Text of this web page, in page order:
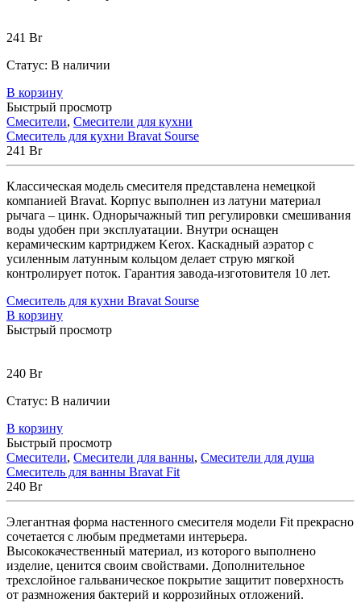
241 Br
Статус: В наличии
В корзину
Быстрый просмотр
Смесители, Смесители для кухни
Смеситель для кухни Bravat Sourse
241 Br
Классическая модель смесителя представлена немецкой
компанией Bravat. Корпус выполнен из латуни материал
рычага – цинк. Однорычажный тип регулировки смешивания
воды удобен при эксплуатации. Внутри оснащен
керамическим картриджем Kerox. Каскадный аэратор с
усиленным латунным кольцом делает струю мягкой
контролирует поток. Гарантия завода-изготовителя 10 лет.
Смеситель для кухни Bravat Sourse
В корзину
Быстрый просмотр
240 Br
Статус: В наличии
В корзину
Быстрый просмотр
Смесители, Смесители для ванны, Смесители для душа
Смеситель для ванны Bravat Fit
240 Br
Элегантная форма настенного смесителя модели Fit прекрасно
сочетается с любым предметами интерьера.
Высококачественный материал, из которого выполнено
изделие, ценится своим свойствами. Дополнительное
трехслойное гальваническое покрытие защитит поверхность
от размножения бактерий и коррозийных отложений.